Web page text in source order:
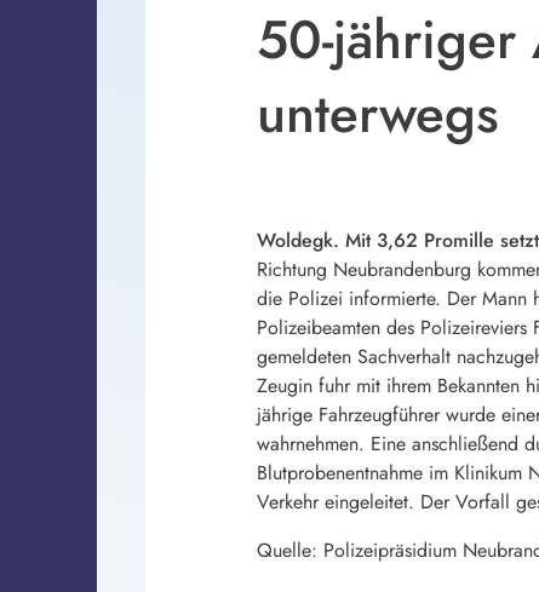
50-jähriger
unterwegs
Woldegk. Mit 3,62 Promille
Richtung Neubrandenburg
die Polizei informierte. Der Mann
Polizeibeamten des
gemeldeten Sachverhalt
Zeugin fuhr mit ihrem Bekannten
jährige Fahrzeugführer wurde
wahrnehmen. Eine anschließend
Blutprobenentnahme im Klinikum
Verkehr eingeleitet. Der Vorfall
Quelle: Polizeipräsidium